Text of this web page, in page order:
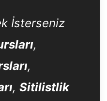
İsterseniz
,
,
, Sitilistlik